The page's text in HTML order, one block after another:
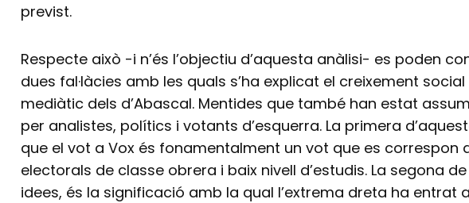
previst.
Respecte això -i n’és l’objectiu d’aquesta anàlisi- es poden
dues fal·làcies amb les quals s’ha explicat el creixement social
mediàtic dels d’Abascal. Mentides que també han estat
per analistes, polítics i votants d’esquerra. La primera
que el vot a Vox és fonamentalment un vot que es correspon
electorals de classe obrera i baix nivell d’estudis. La segona
idees, és la significació amb la qual l’extrema dreta ha entrat